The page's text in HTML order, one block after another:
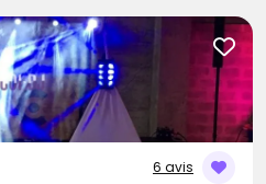
6 avis